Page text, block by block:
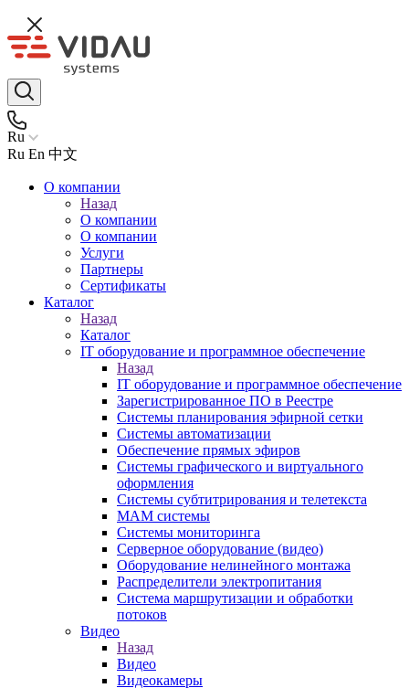
Ru
Ru En 中文
О компании
Назад
О компании
О компании
Услуги
Партнеры
Сертификаты
Каталог
Назад
Каталог
IT оборудование и программное обеспечение
Назад
IT оборудование и программное обеспечение
Зарегистрированное ПО в Реестре
Системы планирования эфирной сетки
Системы автоматизации
Обеспечение прямых эфиров
Системы графического и виртуального
оформления
Системы субтитрирования и телетекста
MAM системы
Системы мониторинга
Серверное оборудование (видео)
Оборудование нелинейного монтажа
Распределители электропитания
Система маршрутизации и обработки
потоков
Видео
Назад
Видео
Видеокамеры